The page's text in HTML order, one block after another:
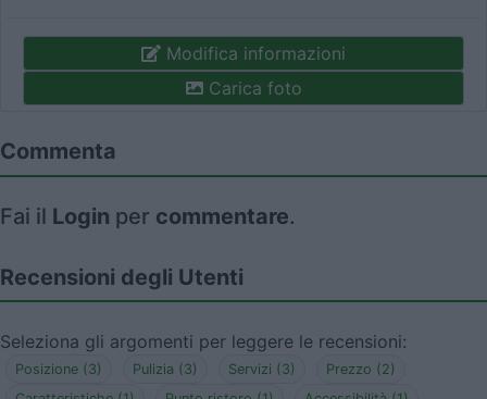
Modifica informazioni
Carica foto
Commenta
Fai il Login per commentare.
Recensioni degli Utenti
Seleziona gli argomenti per leggere le recensioni:
Posizione (3) Pulizia (3) Servizi (3)
Prezzo (2)